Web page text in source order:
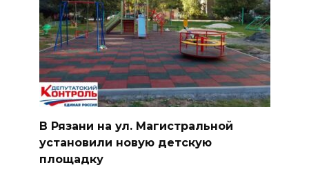
В Рязани на ул. Магистральной
установили новую детскую
площадку